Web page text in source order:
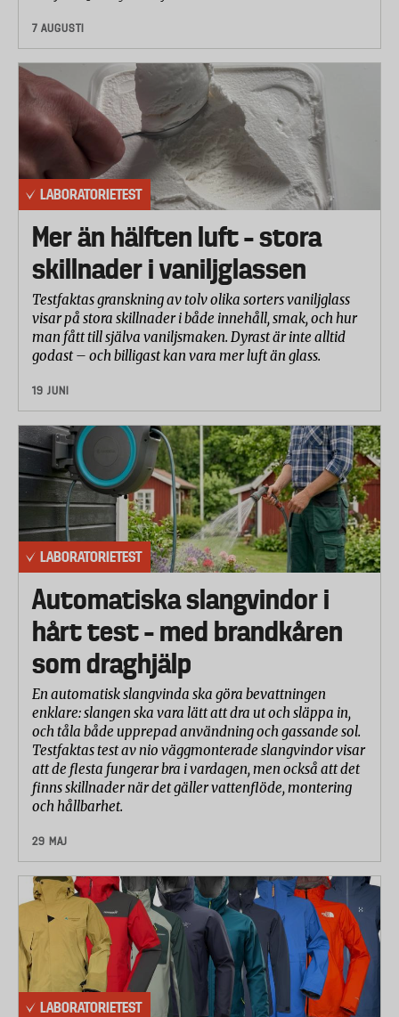
hälsopåverkan är det också intressant hur många
olika bekämpningsmedel hittades i Icas gröna te.
Antioxidantisk effekt
Antioxidanter anses påverka immunförsvaret och
åldrandet positivt. Viss forskning tyder även på att
de förebygger hjärt- och kärlsjukdomar och vissa
former av cancer. För att räkna ut den
antioxidantiska effekten har laboratoriet räknat om
den till askobinsyra (C-vitamin).
Mögel och bakterier
Eurofins analyserade även förekomsten av mögel
och bakterier teerna. Inget av fabrikaten låg över
några gränsvärden.
7 AUGUSTI
LABORATORIETEST
Mer än hälften luft – stora
skillnader i vaniljglassen
Testfaktas granskning av tolv olika sorters vaniljglass
visar på stora skillnader i både innehåll, smak, och hur
man fått till själva vaniljsmaken. Dyrast är inte alltid
godast – och billigast kan vara mer luft än glass.
19 JUNI
LABORATORIETEST
Automatiska slangvindor i
hårt test – med brandkåren
som draghjälp
En automatisk slangvinda ska göra bevattningen
enklare: slangen ska vara lätt att dra ut och släppa in,
och tåla både upprepad användning och gassande sol.
Testfaktas test av nio väggmonterade slangvindor visar
att de flesta fungerar bra i vardagen, men också att det
finns skillnader när det gäller vattenflöde, montering
och hållbarhet.
29 MAJ
LABORATORIETEST